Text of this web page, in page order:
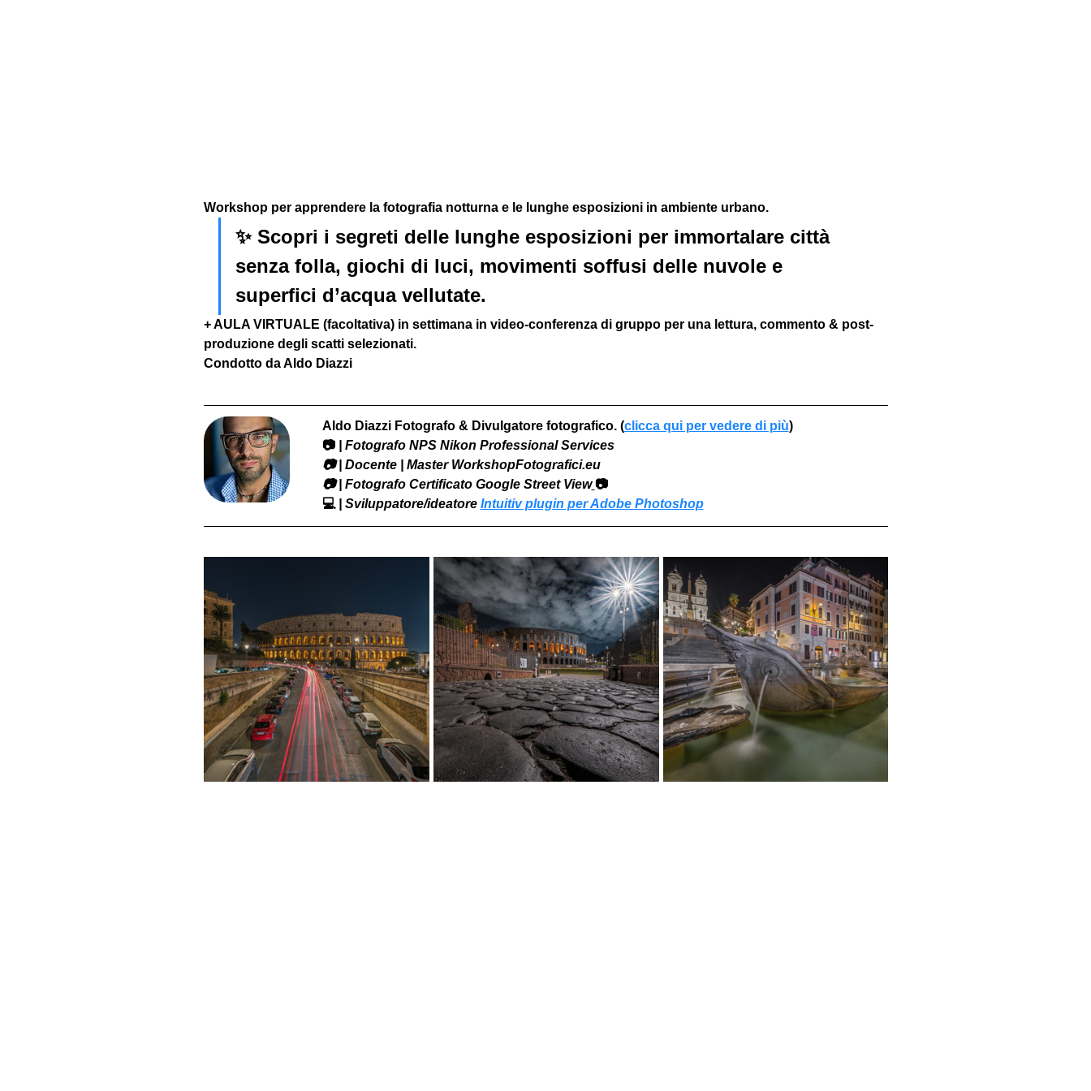
Workshop per apprendere la fotografia notturna e le lunghe esposizioni in ambiente urbano.
✨ Scopri i segreti delle lunghe esposizioni per immortalare città
senza folla, giochi di luci, movimenti soffusi delle nuvole e
superfici d’acqua vellutate.
+ AULA VIRTUALE (facoltativa) in settimana in video-conferenza di gruppo per una lettura, commento & post-
produzione degli scatti selezionati.
Condotto da Aldo Diazzi
Aldo Diazzi Fotografo & Divulgatore fotografico. (clicca qui per vedere di più)
📷 | Fotografo NPS Nikon Professional Services
​📷 | Docente | Master WorkshopFotografici.eu
📷 | Fotografo Certificato Google Street View 📷
💻 | Sviluppatore/ideatore Intuitiv plugin per Adobe Photoshop